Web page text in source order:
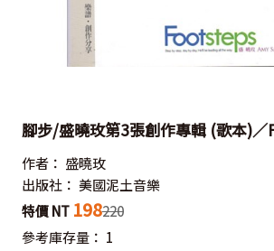
腳步/盛曉玫第3張創作專輯 (歌本)
作者： 盛曉玫
出版社： 美國泥土音樂
特價 NT 198220
參考庫存量： 1